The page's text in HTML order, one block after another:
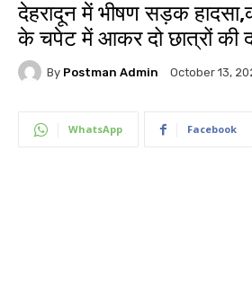
देहरादून में भीषण सड़क
के चपेट में आकर दो छात्रों की
By Postman Admin October 13,
WhatsApp Facebook